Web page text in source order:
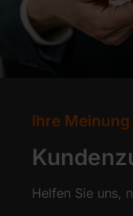
Ihre
Helfen Sie uns,